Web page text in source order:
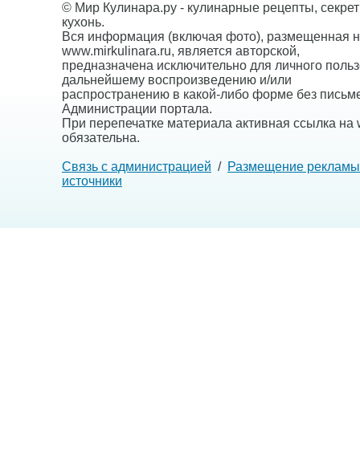
© Мир Кулинара.ру - кулинарные рецепты,
кухонь.
Вся информация (включая фото), размещенная
www.mirkulinara.ru, является авторской,
предназначена исключительно для личного
дальнейшему воспроизведению и/или
распространению в какой-либо форме без
Администрации портала.
При перепечатке материала активная ссылка на
обязательна.
Связь с администрацией / Размещение рекламы
источники